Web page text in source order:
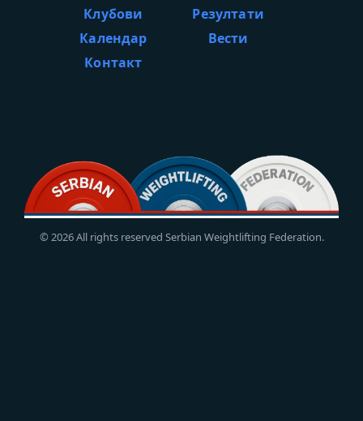
Клубови
Резултати
Календар
Вести
Контакт
© 2026 All rights reserved Serbian Weightlifting Federation.